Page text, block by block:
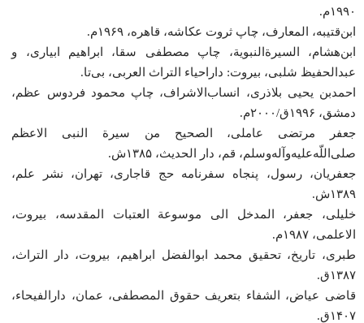
۱۹۹۰م.
ابن‌قتیبه، المعارف، چاپ ثروت عکاشه، قاهره، ۱۹۶۹م.
ابن‌هشام، السیرة‌النبویة، چاپ مصطفی سقا، ابراهیم ابیاری، و
عبدالحفیظ شلبی، بیروت: داراحیاء التراث العربی، بی‌تا.
احمدبن یحیی بلاذری، انساب‌الاشراف، چاپ محمود فردوس عظم،
دمشق، ۱۹۹۶ق/۲۰۰۰م.
جعفر مرتضی عاملی، الصحیح من سیرة النبی الاعظم
صلی‌اللّه‌علیه‌وآله‌وسلم، قم، دار الحدیث، ۱۳۸۵ش.
جعفریان، رسول، پنجاه سفرنامه حج قاجاری، تهران، نشر علم،
۱۳۸۹ش.
خلیلی، جعفر، المدخل الی موسوعة العتبات المقدسه، بیروت،
الاعلمی، ۱۹۸۷م.
طبری، تاریخ، تحقیق محمد ابوالفضل ابراهیم، بیروت، دار التراث،
۱۳۸۷ق.
قاضی عیاض، الشفاء بتعریف حقوق المصطفی، عمان، دارالفیحاء،
۱۴۰۷ق.